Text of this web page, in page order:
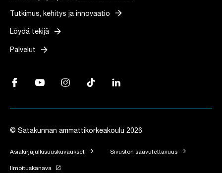
Tutkimus, kehitys ja innovaatio arrow_forward
Löydä tekijä arrow_forward
Palvelut arrow_forward
Facebook, Linkki avautuu uuteen välilehteen
YouTube, Linkki avautuu uuteen välilehteen
Instagram, Linkki avautuu uuteen välilehteen
TikTok, Linkki avautuu uuteen välilehteen
LinkedIn, Linkki avautuu uuteen
© Satakunnan ammattikorkeakoulu 2026
Asiakirjajulkisuuskuvaukset arrow_forward Sivuston saavutettavuus arrow_forward
Ilmoituskanava Linkki avautuu uuteen välilehteen
launch